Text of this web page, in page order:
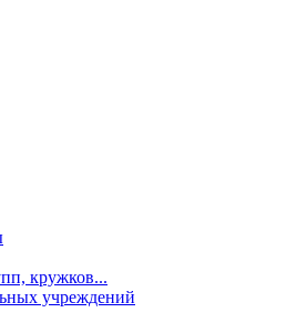
кружков...
учреждений